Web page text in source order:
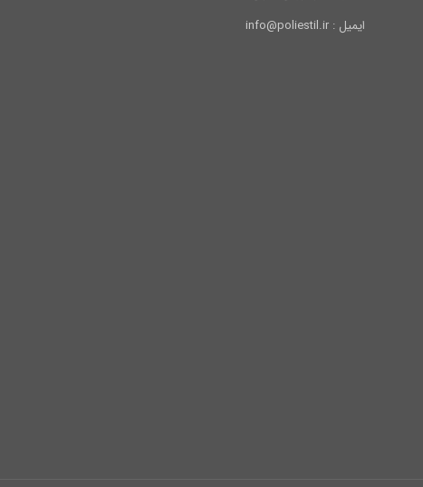
ایمیل : info@poliestil.ir